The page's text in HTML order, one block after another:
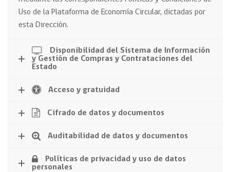
Uso de la Plataforma de Economía Circular, dictadas por
esta Dirección.
Disponibilidad del Sistema de Información
y Gestión de Compras y Contrataciones del
Estado
Acceso y gratuidad
Cifrado de datos y documentos
Auditabilidad de datos y documentos
Políticas de privacidad y uso de datos
personales